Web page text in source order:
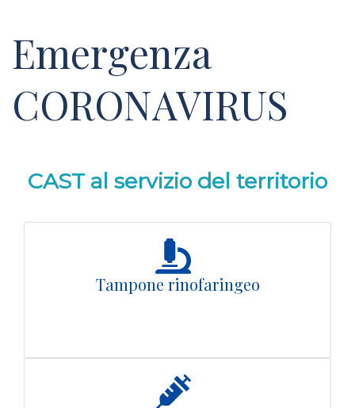
Emergenza
CORONAVIRUS
CAST al servizio del territorio
Tampone rinofaringeo